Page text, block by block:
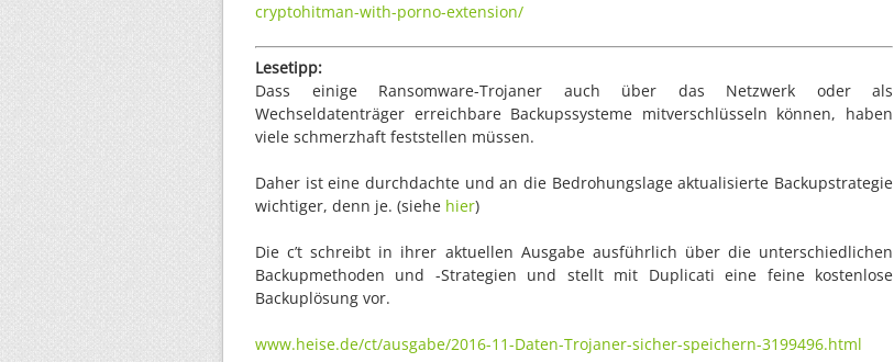
cryptohitman-with-porno-extension/
Lesetipp:
Dass einige Ransomware-Trojaner auch über das Netzwerk oder als
Wechseldatenträger erreichbare Backupssysteme mitverschlüsseln können, haben
viele schmerzhaft feststellen müssen.
Daher ist eine durchdachte und an die Bedrohungslage aktualisierte Backupstrategie
wichtiger, denn je. (siehe hier)
Die c’t schreibt in ihrer aktuellen Ausgabe ausführlich über die unterschiedlichen
Backupmethoden und -Strategien und stellt mit Duplicati eine feine kostenlose
Backuplösung vor.
www.heise.de/ct/ausgabe/2016-11-Daten-Trojaner-sicher-speichern-3199496.html